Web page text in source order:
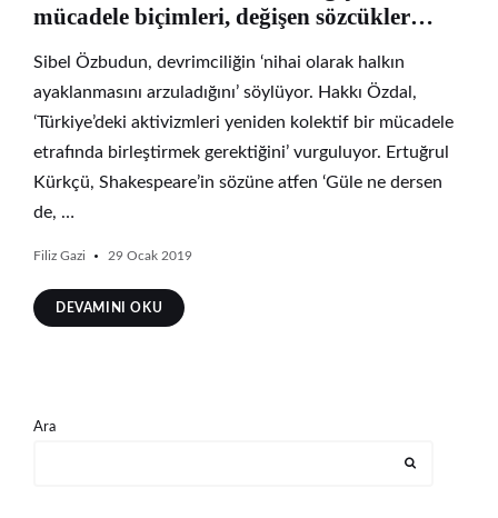
mücadele biçimleri, değişen sözcükler…
Sibel Özbudun, devrimciliğin ‘nihai olarak halkın
ayaklanmasını arzuladığını’ söylüyor. Hakkı Özdal,
‘Türkiye’deki aktivizmleri yeniden kolektif bir mücadele
etrafında birleştirmek gerektiğini’ vurguluyor. Ertuğrul
Kürkçü, Shakespeare’in sözüne atfen ‘Güle ne dersen
de, …
Filiz Gazi 29 Ocak 2019
DEVAMINI OKU
Ara